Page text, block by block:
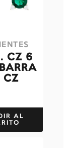
CZ 6
CZ
AL